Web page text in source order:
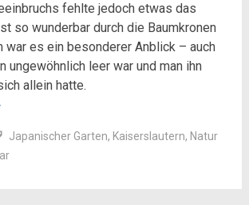
fehlte jedoch etwas das
so wunderbar durch die Baumkronen
war es ein besonderer Anblick – auch
ungewöhnlich leer war und man ihn
allein hatte.
Japanischer Garten, Kaiserslautern, Natur